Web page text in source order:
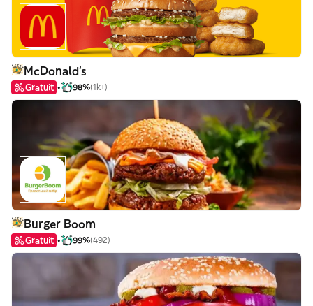
McDonald's
Gratuit 98%(1k+)
Burger Boom
Gratuit 99%(492)